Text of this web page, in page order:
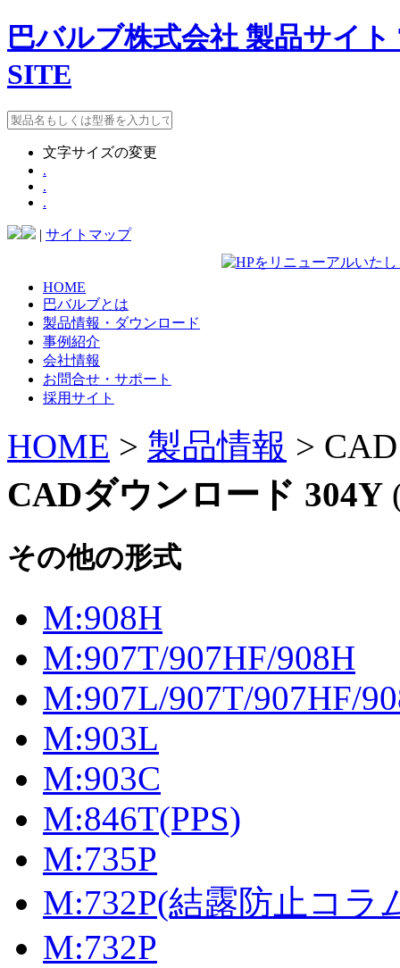
巴バルブ株式会社 製品サイ
SITE
文字サイズの変更
.
.
.
| サイトマップ
HOME
巴バルブとは
製品情報・ダウンロード
事例紹介
会社情報
お問合せ・サポート
採用サイト
HOME > 製品情報 >
CADダウンロード 304Y
その他の形式
M:908H
M:907T/907HF/908H
M:907L/907T/907HF/
M:903L
M:903C
M:846T(PPS)
M:735P
M:732P(結露防止コラ
M:732P